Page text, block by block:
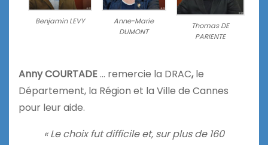
Benjamin LEVY
Anne-Marie
DUMONT
Thomas DE
PARIENTE
Anny COURTADE… remercie la DRAC,le
Département, la Région et la Ville de Cannes
pour leur aide.
« Le choix fut difficile et, sur plus de 160